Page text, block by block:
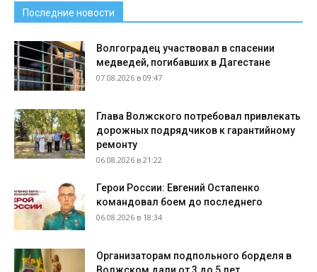
Последние новости
Волгоградец участвовал в спасении
медведей, погибавших в Дагестане
07.08.2026 в 09:47
Глава Волжского потребовал привлекать
дорожных подрядчиков к гарантийному
ремонту
06.08.2026 в 21:22
Герои России: Евгений Остапенко
командовал боем до последнего
06.08.2026 в 18:34
Организаторам подпольного борделя в